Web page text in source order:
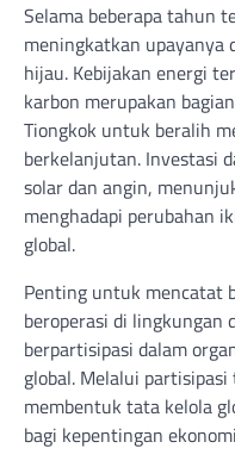
Selama beberapa tahun
meningkatkan upayanya
hijau. Kebijakan energi
karbon merupakan
Tiongkok untuk beralih
berkelanjutan. Investasi
solar dan angin,
menghadapi perubahan
global.
Penting untuk mencatat
beroperasi di
berpartisipasi dalam
global. Melalui
membentuk tata kelola
bagi kepentingan